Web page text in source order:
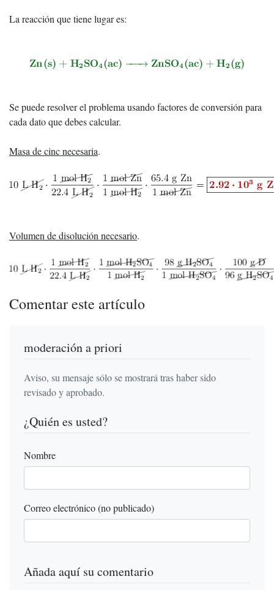
La reacción que tiene lugar es:
Se puede resolver el problema usando factores de conversión para
cada dato que debes calcular.
Masa de cinc necesaria.
Volumen de disolución necesario.
Comentar este artículo
moderación a priori
Aviso, su mensaje sólo se mostrará tras haber sido
revisado y aprobado.
¿Quién es usted?
Nombre
Correo electrónico (no publicado)
Añada aquí su comentario